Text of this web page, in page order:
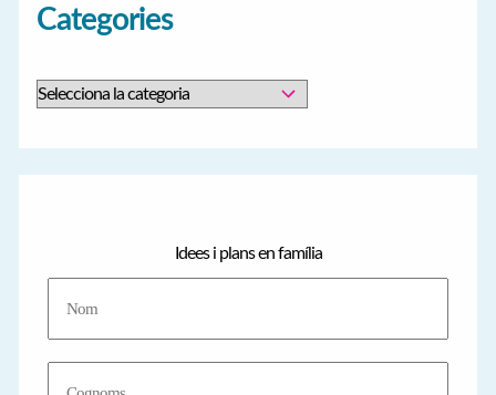
Categories
C
Idees i plans en família